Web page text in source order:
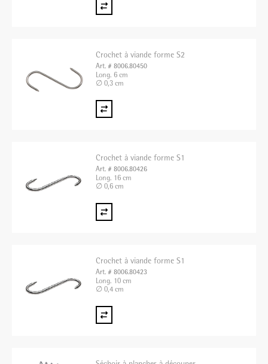
Crochet à viande forme S2
Art. # 8006.80450
Long. 6 cm
∅ 0,3 cm
Crochet à viande forme S1
Art. # 8006.80426
Long. 16 cm
∅ 0,6 cm
Crochet à viande forme S1
Art. # 8006.80423
Long. 10 cm
∅ 0,4 cm